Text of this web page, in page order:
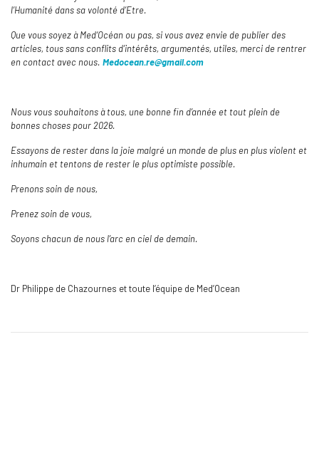
l’Humanité dans sa volonté d’Etre.
Que vous soyez à Med‘Océan ou pas, si vous avez envie de publier des
articles, tous sans conflits d’intérêts, argumentés, utiles, merci de rentrer
en contact avec nous. Medocean.re@gmail.com
Nous vous souhaitons à tous, une bonne fin d’année et tout plein de
bonnes choses pour 2026.
Essayons de rester dans la joie malgré un monde de plus en plus violent et
inhumain et tentons de rester le plus optimiste possible.
Prenons soin de nous,
Prenez soin de vous,
Soyons chacun de nous l’arc en ciel de demain.
Dr Philippe de Chazournes et toute l’équipe de Med’Ocean